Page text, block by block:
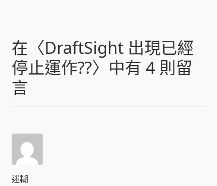
網路規劃架設
OpenMediaVault OMV
出租套房出租 網路維護管理 房東免煩惱
在〈DraftSight 出現已經
停止運作??〉中有 4 則留
言
迷糊